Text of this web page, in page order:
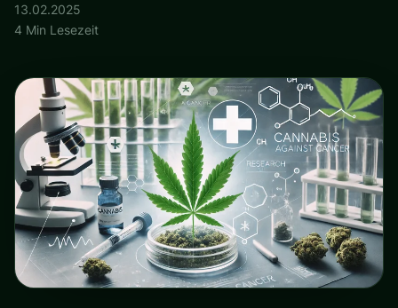
13.02.2025
4 Min Lesezeit